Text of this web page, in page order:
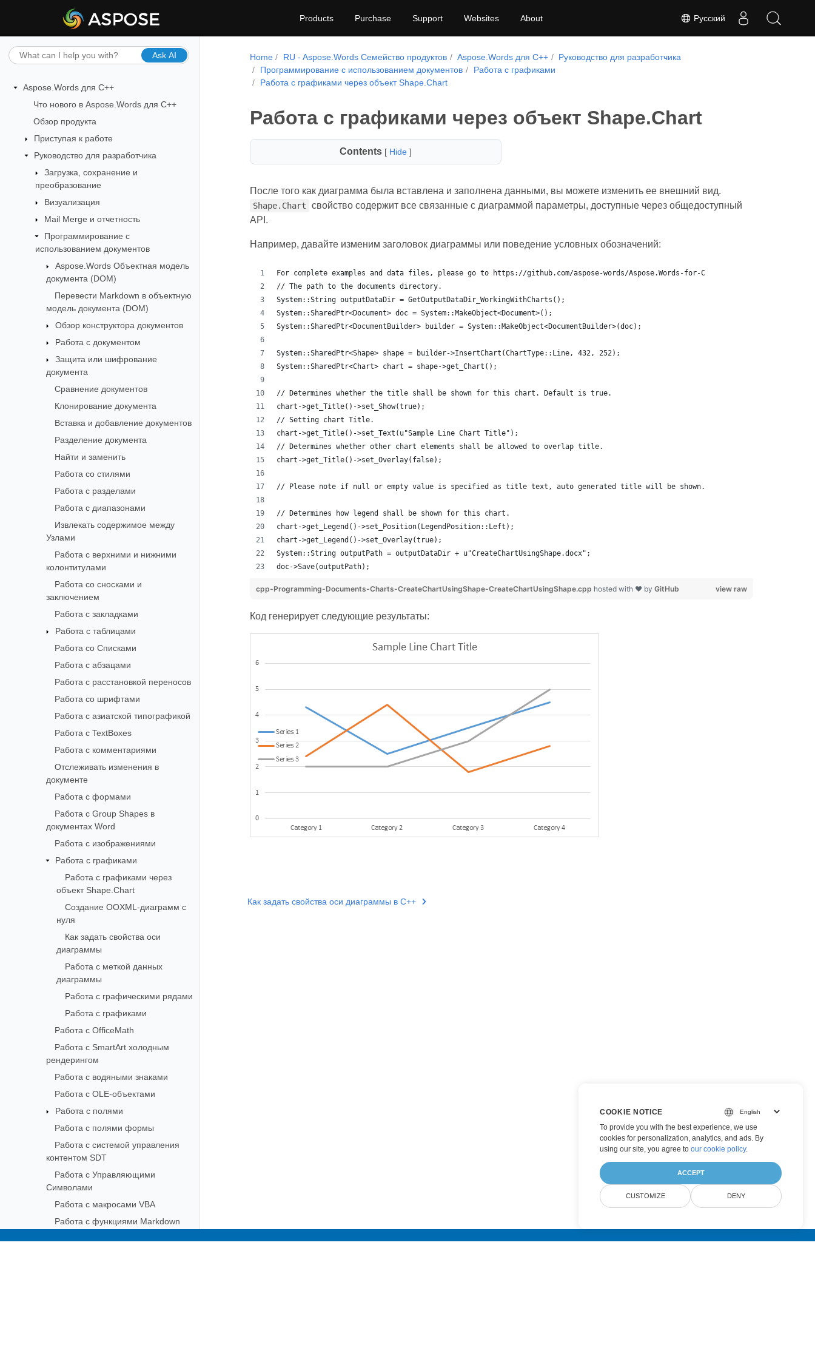
Русский
Products Purchase Support Websites About
Ask AI
Aspose.Words для C++
Что нового в Aspose.Words для C++
Обзор продукта
Приступая к работе
Руководство для разработчика
Загрузка, сохранение и
преобразование
Визуализация
Mail Merge и отчетность
Программирование с
использованием документов
Aspose.Words Объектная модель
документа (DOM)
Перевести Markdown в объектную
модель документа (DOM)
Обзор конструктора документов
Работа с документом
Защита или шифрование
документа
Сравнение документов
Клонирование документа
Вставка и добавление документов
Разделение документа
Найти и заменить
Работа со стилями
Работа с разделами
Работа с диапазонами
Извлекать содержимое между
Узлами
Работа с верхними и нижними
колонтитулами
Работа со сносками и
заключением
Работа с закладками
Работа с таблицами
Работа со Списками
Работа с абзацами
Работа с расстановкой переносов
Работа со шрифтами
Работа с азиатской типографикой
Работа с TextBoxes
Работа с комментариями
Отслеживать изменения в
документе
Работа с формами
Работа с Group Shapes в
документах Word
Работа с изображениями
Работа с графиками
Работа с графиками через
объект Shape.Chart
Создание OOXML-диаграмм с
нуля
Как задать свойства оси
диаграммы
Работа с меткой данных
диаграммы
Работа с графическими рядами
Работа с графиками
Работа с OfficeMath
Работа с SmartArt холодным
рендерингом
Работа с водяными знаками
Работа с OLE-объектами
Работа с полями
Работа с полями формы
Работа с системой управления
контентом SDT
Работа с Управляющими
Символами
Работа с макросами VBA
Работа с функциями Markdown
Home RU - Aspose.Words Семейство продуктов Aspose.Words для C++
Руководство для разработчика
Программирование с использованием документов
Работа с графиками
Работа с графиками через объект Shape.Chart
Работа с графиками через объект Shape.Chart
Contents[ Hide ]
После того как диаграмма была вставлена и заполнена данными, вы можете изменить ее внешний вид.
Shape.Chart
свойство содержит все связанные с диаграммой параметры, доступные через общедоступный
API.
Например, давайте изменим заголовок диаграммы или поведение условных обозначений:
For complete examples and data files, please go to https://github.com/aspose-words/Aspose.Words-for-C
// The path to the documents directory.
System::String outputDataDir = GetOutputDataDir_WorkingWithCharts();
System::SharedPtr<Document> doc = System::MakeObject<Document>();
System::SharedPtr<DocumentBuilder> builder = System::MakeObject<DocumentBuilder>(doc);
System::SharedPtr<Shape> shape = builder->InsertChart(ChartType::Line, 432, 252);
System::SharedPtr<Chart> chart = shape->get_Chart();
// Determines whether the title shall be shown for this chart. Default is true.
chart->get_Title()->set_Show(true);
// Setting chart Title.
chart->get_Title()->set_Text(u"Sample Line Chart Title");
// Determines whether other chart elements shall be allowed to overlap title.
chart->get_Title()->set_Overlay(false);
// Please note if null or empty value is specified as title text, auto generated title will be shown.
// Determines how legend shall be shown for this chart.
chart->get_Legend()->set_Position(LegendPosition::Left);
chart->get_Legend()->set_Overlay(true);
System::String outputPath = outputDataDir + u"CreateChartUsingShape.docx";
doc->Save(outputPath);
view raw
cpp-Programming-Documents-Charts-CreateChartUsingShape-CreateChartUsingShape.cpp hosted with ❤ by GitHub
Код генерирует следующие результаты:
Как задать свойства оси диаграммы в C++
COOKIE NOTICE
To provide you with the best experience, we use
cookies for personalization, analytics, and ads. By
using our site, you agree to our cookie policy.
ACCEPT
CUSTOMIZE DENY